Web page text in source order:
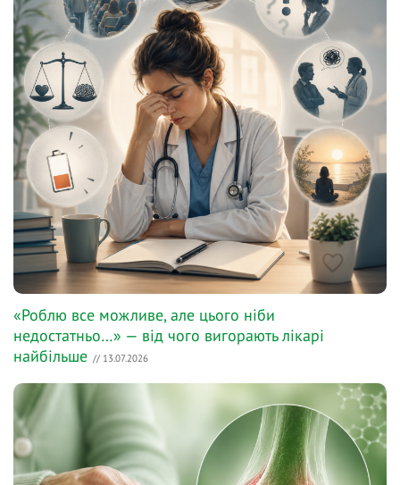
«Роблю все можливе, але цього ніби
недостатньо…» — від чого вигорають лікарі
найбільше // 13.07.2026